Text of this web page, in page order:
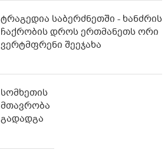
ტრაგედია საბერძნეთში - ხანძრის
ჩაქრობის დროს ერთმანეთს ორი
ვერტმფრენი შეეჯახა
სომხეთის
მთავრობა
გადადგა